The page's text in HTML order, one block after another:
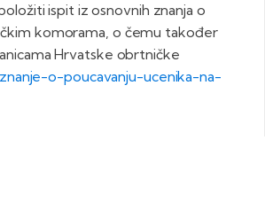
ispit iz osnovnih znanja o
komorama, o čemu također
Hrvatske obrtničke
o-poucavanju-ucenika-na-